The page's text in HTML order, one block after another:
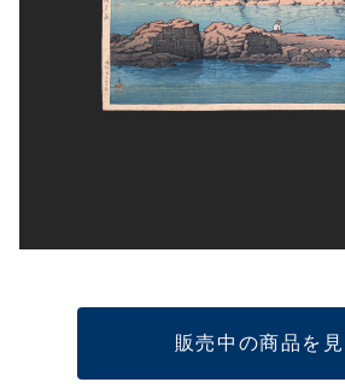
販売中の商品を見